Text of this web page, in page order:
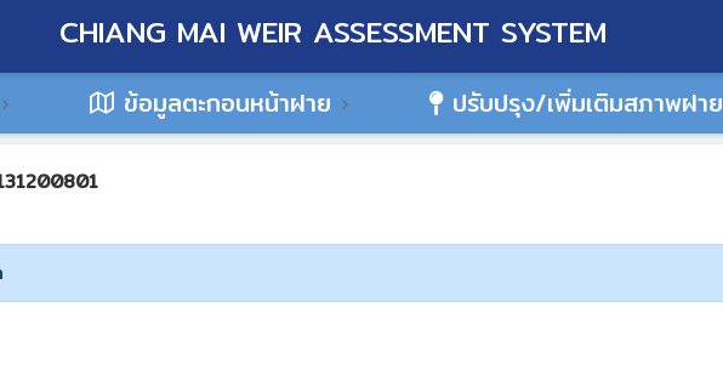
CHIANG MAI WEIR ASSESSMENT SYSTEM
ข้อมูลตะกอนหน้าฝาย ปรับปรุง/เพิ่มเติมสภาพฝาย